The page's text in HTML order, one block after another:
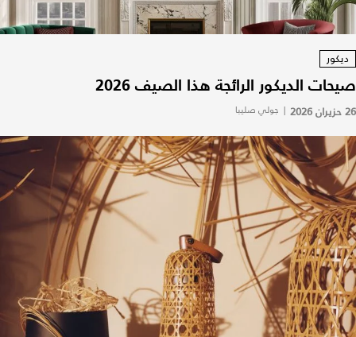
ديكور
صيحات الديكور الرائجة هذا الصيف 2026
26 حزيران 2026 | جولي صليبا